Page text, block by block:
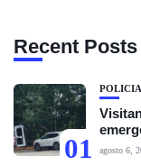
Recent Posts
01 agosto 6,